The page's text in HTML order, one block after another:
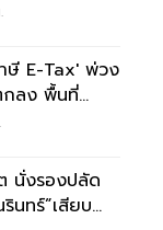
ษี E-Tax' พ่วง
ลง พื้นที่
นั่งรองปลัด
นทร์”เสียบ